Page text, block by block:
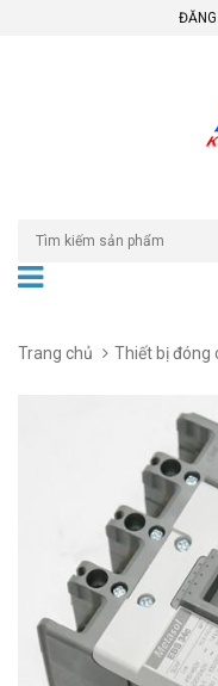
Trang chủ Thiết bị đóng